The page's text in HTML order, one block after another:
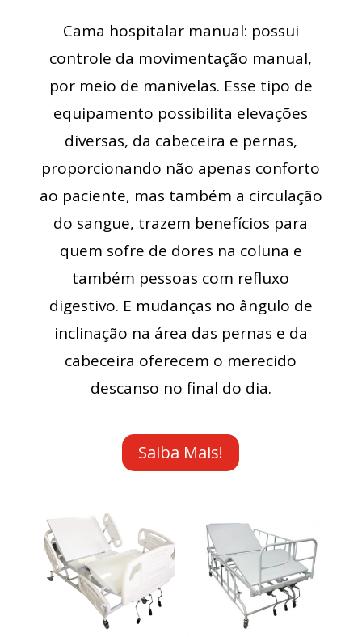
Cama hospitalar manual: possui
controle da movimentação manual,
por meio de manivelas. Esse tipo de
equipamento possibilita elevações
diversas, da cabeceira e pernas,
proporcionando não apenas conforto
ao paciente, mas também a circulação
do sangue, trazem benefícios para
quem sofre de dores na coluna e
também pessoas com refluxo
digestivo. E mudanças no ângulo de
inclinação na área das pernas e da
cabeceira oferecem o merecido
descanso no final do dia.
Saiba Mais!